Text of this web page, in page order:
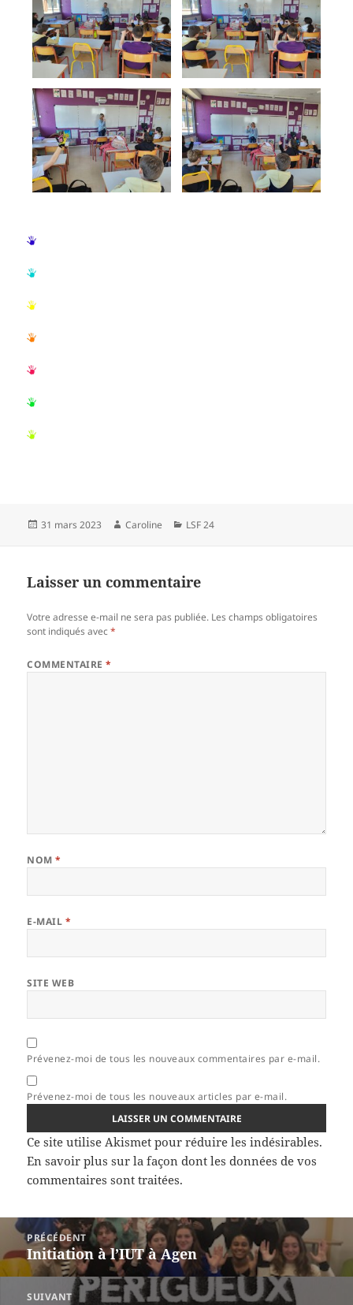
Publié
31 mars 2023 Auteur
Caroline Catégories
LSF 24
Laisser un commentaire
Votre adresse e-mail ne sera pas publiée. Les champs obligatoires
sont indiqués avec*
COMMENTAIRE*
NOM*
E-MAIL *
SITE WEB
Prévenez-moi de tous les nouveaux commentaires par e-mail.
Prévenez-moi de tous les nouveaux articles par e-mail.
Ce site utilise Akismet pour réduire les indésirables.
En savoir plus sur la façon dont les données de vos
commentaires sont traitées.
Navigation
l’article
PRÉCÉDENT
Article
précédent :
Initiation à l’IUT à Agen
SUIVANT